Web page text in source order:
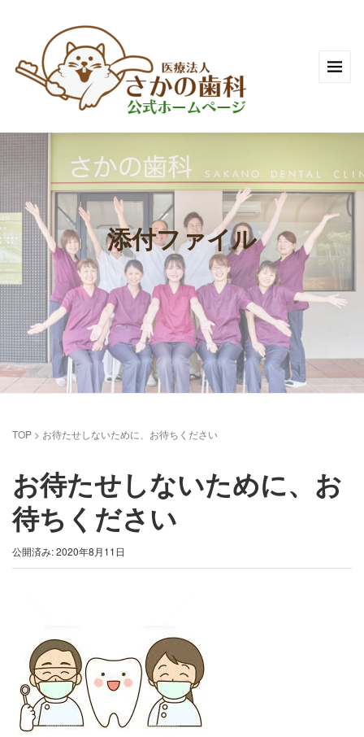
添付ファイル
TOP > お待たせしないために、お待ちください
お待たせしないために、お
待ちください
公開済み: 2020年8月11日